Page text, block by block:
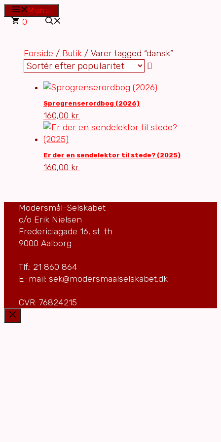
Hop
Menu
0
Forside / Butik / Varer tagged “dansk”
Sprogrenserordbog (2026)
160,00 kr.
Er der en sendelektor til stede? (2025)
160,00 kr.
Modersmål-Selskabet
c/o Erik Nielsen
Fredericiagade 16, st. th
9000 Aalborg
Tlf.: 21 860 864
E-mail: sek@modersmaalselskabet.dk
CVR: 76824215
Luk